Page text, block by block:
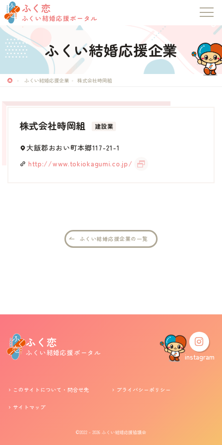
ふく恋
ふくい結婚応援ポータル
ふく恋
ふくい結婚応援ポータル
トップページ
お知らせ
ふくい婚活サポートセンターについて
このサイトについて・問合せ先
プライバシーポリシー
ふくい結婚応援企業
ふくい結婚応援企業 株式会社時岡組
株式会社時岡組 建設業
大飯郡おおい町本郷117-21-1
http://www.tokiokagumi.co.jp/
ふくい結婚応援企業の一覧
ふく恋
ふくい結婚応援ポータル instagram
このサイトについて・問合せ先 プライバシーポリシー
サイトマップ
©2022 - 2026 ふくい結婚応援協議会